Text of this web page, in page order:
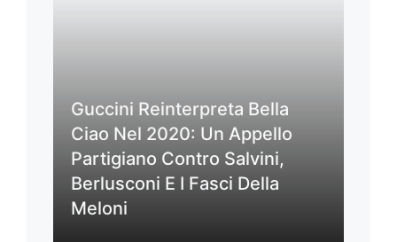
Guccini Reinterpreta Bella
Ciao Nel 2020: Un Appello
Partigiano Contro Salvini,
Berlusconi E I Fasci Della
Meloni